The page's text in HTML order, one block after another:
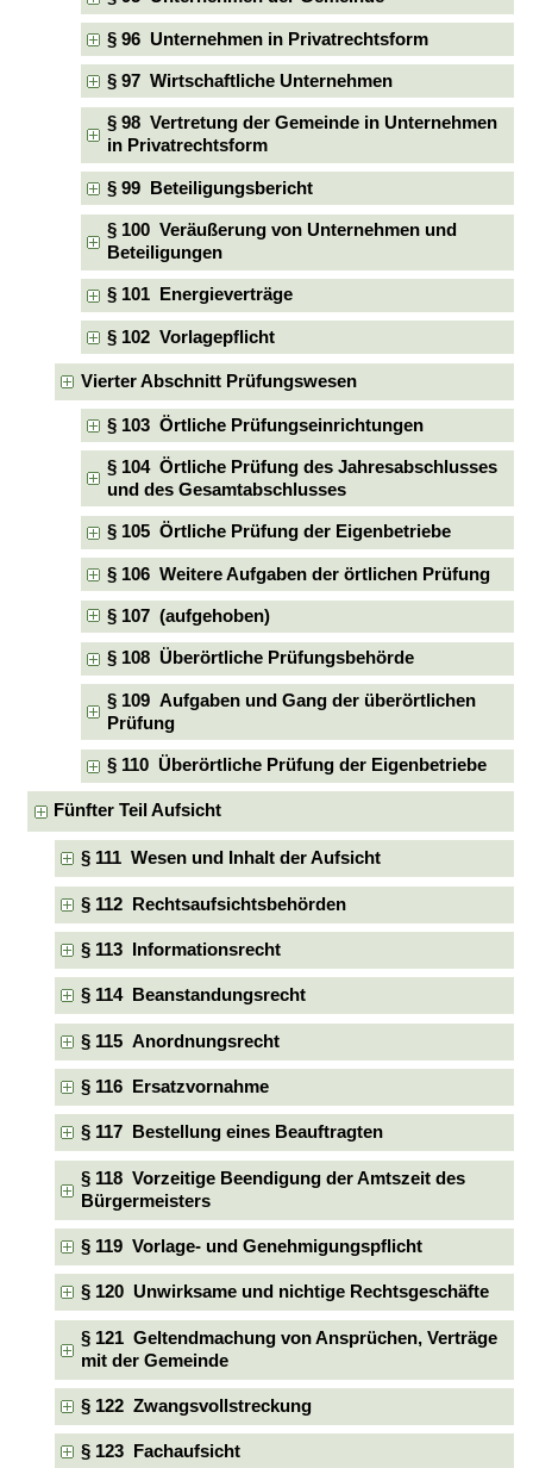
§ 96 Unternehmen in Privatrechtsform
§ 97 Wirtschaftliche Unternehmen
§ 98 Vertretung der Gemeinde in Unternehmen
in Privatrechtsform
§ 99 Beteiligungsbericht
§ 100 Veräußerung von Unternehmen und
Beteiligungen
§ 101 Energieverträge
§ 102 Vorlagepflicht
Vierter Abschnitt Prüfungswesen
§ 103 Örtliche Prüfungseinrichtungen
§ 104 Örtliche Prüfung des Jahresabschlusses
und des Gesamtabschlusses
§ 105 Örtliche Prüfung der Eigenbetriebe
§ 106 Weitere Aufgaben der örtlichen Prüfung
§ 107 (aufgehoben)
§ 108 Überörtliche Prüfungsbehörde
§ 109 Aufgaben und Gang der überörtlichen
Prüfung
§ 110 Überörtliche Prüfung der Eigenbetriebe
Fünfter Teil Aufsicht
§ 111 Wesen und Inhalt der Aufsicht
§ 112 Rechtsaufsichtsbehörden
§ 113 Informationsrecht
§ 114 Beanstandungsrecht
§ 115 Anordnungsrecht
§ 116 Ersatzvornahme
§ 117 Bestellung eines Beauftragten
§ 118 Vorzeitige Beendigung der Amtszeit des
Bürgermeisters
§ 119 Vorlage- und Genehmigungspflicht
§ 120 Unwirksame und nichtige Rechtsgeschäfte
§ 121 Geltendmachung von Ansprüchen, Verträge
mit der Gemeinde
§ 122 Zwangsvollstreckung
§ 123 Fachaufsicht